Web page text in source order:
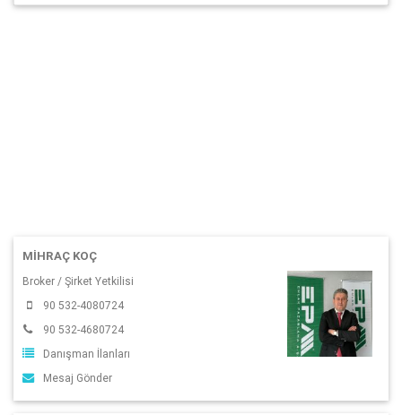
MIHRAÇ KOÇ
Broker / Şirket Yetkilisi
90 532-4080724
90 532-4680724
Danışman İlanları
Mesaj Gönder